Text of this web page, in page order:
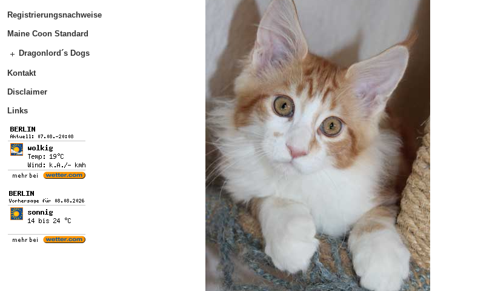
Registrierungsnachweise
Maine Coon Standard
Dragonlord´s Dogs
Kontakt
Disclaimer
Links